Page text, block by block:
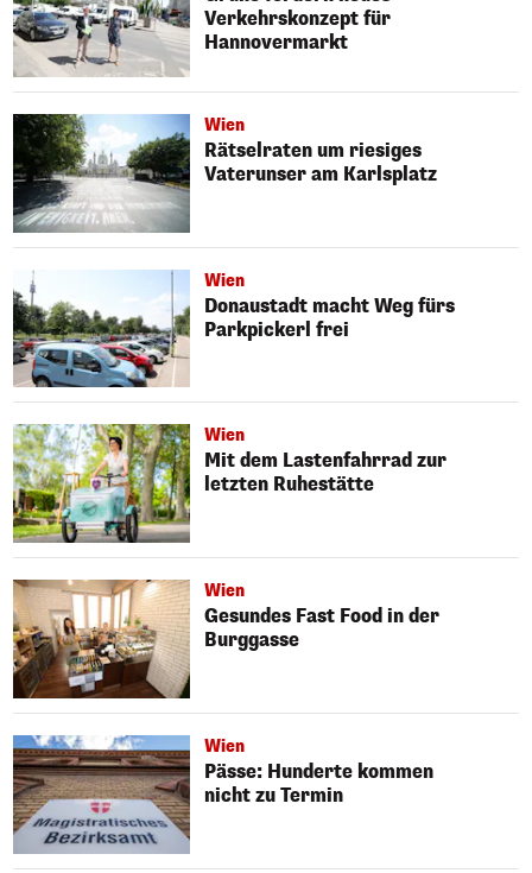
Verkehrskonzept für
Hannovermarkt
Wien
Rätselraten um riesiges
Vaterunser am Karlsplatz
Wien
Donaustadt macht Weg fürs
Parkpickerl frei
Wien
Mit dem Lastenfahrrad zur
letzten Ruhestätte
Wien
Gesundes Fast Food in der
Burggasse
Wien
Pässe: Hunderte kommen
nicht zu Termin